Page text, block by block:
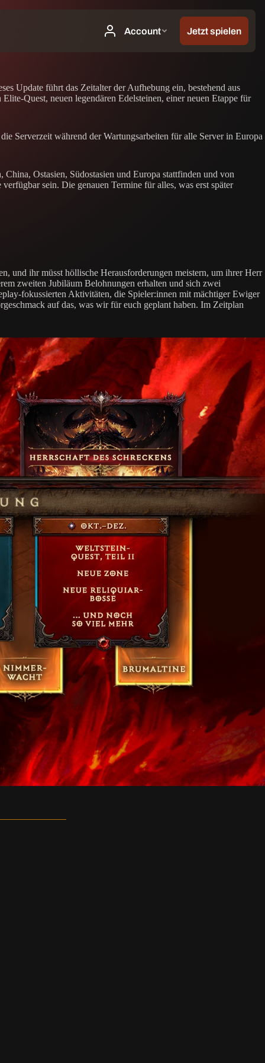
Update führt das Zeitalter der Aufhebung ein, bestehend aus
Quest, neuen legendären Edelsteinen, einer neuen Etappe für
Serverzeit während der Wartungsarbeiten für alle Server in Europa
Ostasien, Südostasien und Europa stattfinden und von
sein. Die genauen Termine für alles, was erst später
und ihr müsst höllische Herausforderungen meistern, um ihrer Herr
zweiten Jubiläum Belohnungen erhalten und sich zwei
fokussierten Aktivitäten, die Spieler:innen mit mächtiger Ewiger
auf das, was wir für euch geplant haben. Im Zeitplan